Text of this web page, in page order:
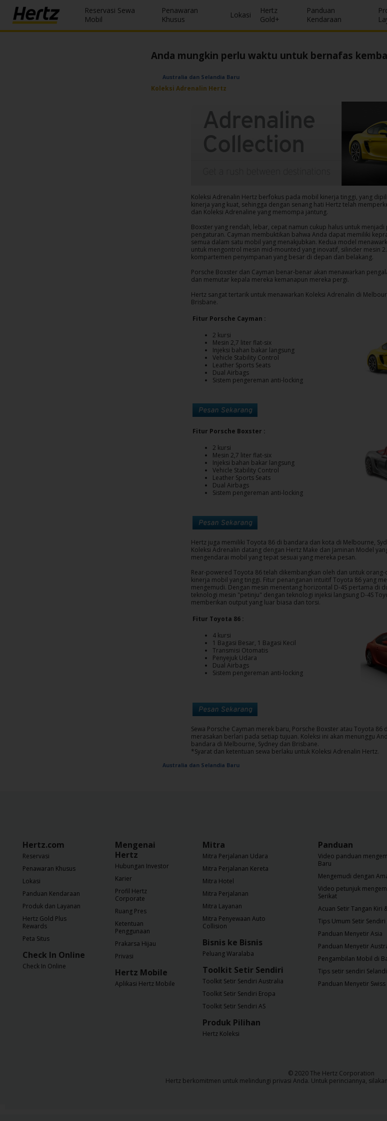
Reservasi Sewa
Mobil
Penawaran
Khusus
Lokasi
Hertz
Gold+
Panduan
Kendaraan
Menu
Anda mungkin perlu waktu untuk bernafas
Australia dan Selandia Baru
Koleksi Adrenalin Hertz
Koleksi Adrenalin Hertz berfokus pada mobil kinerja tinggi, yang
kinerja yang kuat, sehingga dengan senang hati Hertz telah
dan Koleksi Adrenaline yang memompa jantung.
Boxster yang rendah, lebar, cepat namun cukup halus untuk
pengaturan. Cayman membuktikan bahwa Anda dapat memiliki
semua dalam satu mobil yang menakjubkan. Kedua model
untuk mengontrol mesin mid-mounted yang inovatif, silinder mesin
kompartemen penyimpanan yang besar di depan dan belakang.
Porsche Boxster dan Cayman benar-benar akan menawarkan
dan memutar kepala mereka kemanapun mereka pergi.
Hertz sangat tertarik untuk menawarkan Koleksi Adrenalin di
Brisbane.
Fitur Porsche Cayman :
2 kursi
Mesin 2,7 liter flat-six
Injeksi bahan bakar langsung
Vehicle Stability Control
Leather Sports Seats
Dual Airbags
Sistem pengereman anti-locking
Fitur Porsche Boxster :
2 kursi
Mesin 2,7 liter flat-six
Injeksi bahan bakar langsung
Vehicle Stability Control
Leather Sports Seats
Dual Airbags
Sistem pengereman anti-locking
Hertz juga memiliki Toyota 86 di bandara dan kota di Melbourne,
Koleksi Adrenalin datang dengan Hertz Make dan Jaminan Model
mengendarai mobil yang tepat sesuai yang mereka pesan.
Rear-powered Toyota 86 telah dikembangkan oleh dan untuk
kinerja mobil yang tinggi. Fitur penanganan intuitif Toyota 86 yang
mengemudi. Dengan mesin menentang horizontal D-4S pertama di
teknologi mesin "petinju" dengan teknologi injeksi langsung D-4S
memberikan output yang luar biasa dan torsi.
Fitur Toyota 86 :
4 kursi
1 Bagasi Besar, 1 Bagasi Kecil
Transmisi Otomatis
Penyejuk Udara
Dual Airbags
Sistem pengereman anti-locking
Sewa Porsche Cayman merek baru, Porsche Boxster atau Toyota 86
merasakan berlari pada setiap tujuan. Koleksi ini akan menunggu
bandara di Melbourne, Sydney dan Brisbane.
*Syarat dan ketentuan sewa berlaku untuk Koleksi Adrenalin Hertz.
Australia dan Selandia Baru
Hertz.com
Reservasi
Penawaran Khusus
Lokasi
Panduan Kendaraan
Produk dan Layanan
Hertz Gold Plus
Rewards
Peta Situs
Check In Online
Check In Online
Mengenai
Hertz
Hubungan Investor
Karier
Profil Hertz
Corporate
Ruang Pres
Ketentuan
Penggunaan
Prakarsa Hijau
Privasi
Hertz Mobile
Aplikasi Hertz Mobile
Mitra
Mitra Perjalanan Udara
Mitra Perjalanan Kereta
Mitra Hotel
Mitra Perjalanan
Mitra Layanan
Mitra Penyewaan Auto
Collision
Bisnis ke Bisnis
Peluang Waralaba
Toolkit Setir Sendiri
Toolkit Setir Sendiri Australia
Toolkit Setir Sendiri Eropa
Toolkit Setir Sendiri AS
Produk Pilihan
Hertz Koleksi
Panduan
Video panduan
Baru
Mengemudi dengan
Video petunjuk
Serikat
Acuan Setir Tangan Kiri
Tips Umum Setir
Panduan Menyetir Asia
Panduan Menyetir
Pengambilan Mobil di
Tips setir sendiri
Panduan Menyetir Swiss
​© 2020 The Hertz Corporation
Hertz berkomitmen untuk melindungi privasi Anda. Untuk perinciannya,